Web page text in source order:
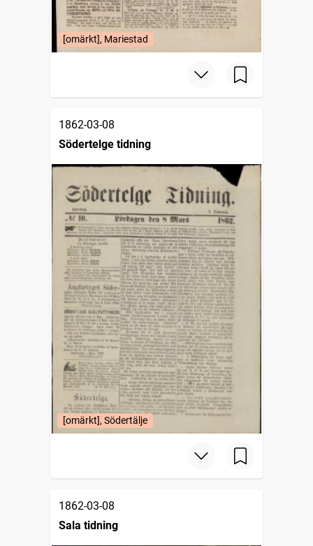
[omärkt], Mariestad
1862-03-08
Södertelge tidning
[omärkt], Södertälje
1862-03-08
Sala tidning